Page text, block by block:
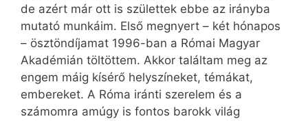
de azért már ott is születtek ebbe az irányba
mutató munkáim. Első megnyert – két hónapos
– ösztöndíjamat 1996-ban a Római Magyar
Akadémián töltöttem. Akkor találtam meg az
engem máig kísérő helyszíneket, témákat,
embereket. A Róma iránti szerelem és a
számomra amúgy is fontos barokk világ